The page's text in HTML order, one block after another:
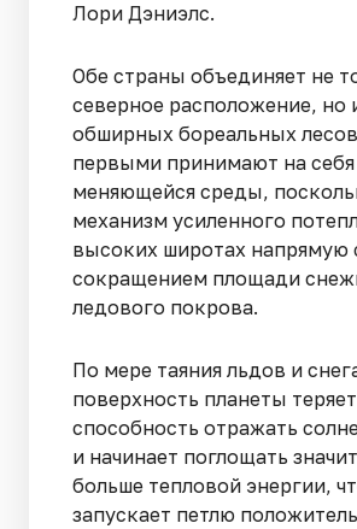
Лори Дэниэлс.
Обе страны объединяет не
северное расположение, но
обширных бореальных
первыми принимают на
меняющейся среды,
механизм усиленного
высоких широтах напрямую
сокращением площади
ледового покрова.
По мере таяния льдов и
поверхность планеты теряет
способность отражать
и начинает поглощать
больше тепловой энергии,
запускает петлю